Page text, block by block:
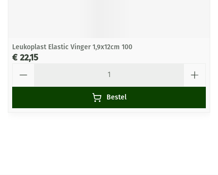
Leukoplast Elastic Vinger 1,9x12cm 100
€ 22,15
Bestel